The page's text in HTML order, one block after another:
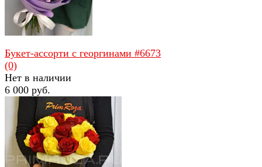
избранное сравнить
Букет-ассорти с георгинами #6673
(0)
Нет в наличии
6 000 руб.